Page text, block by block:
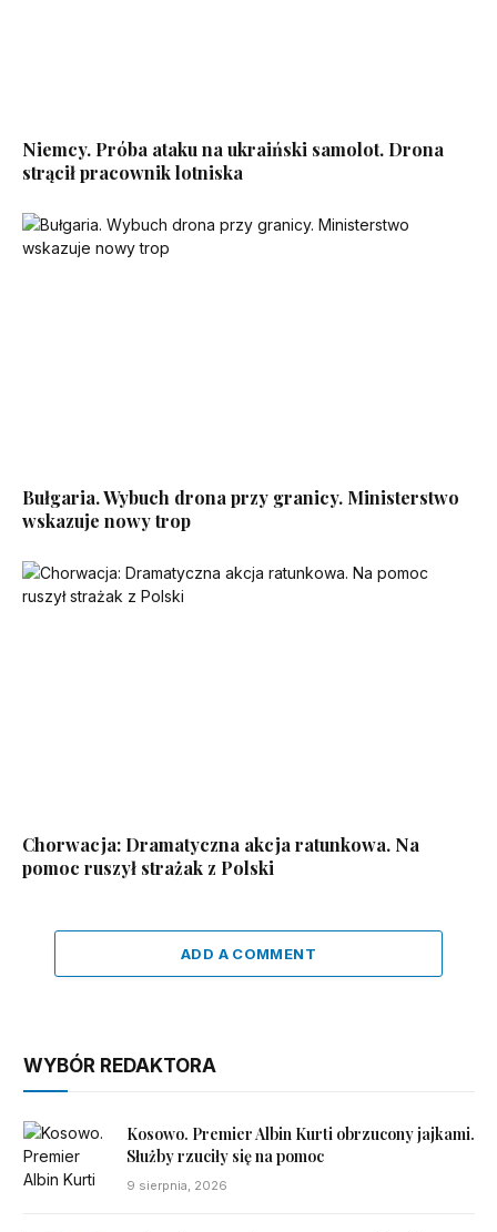
Niemcy. Próba ataku na ukraiński samolot. Drona
strącił pracownik lotniska
Bułgaria. Wybuch drona przy granicy. Ministerstwo
wskazuje nowy trop
Chorwacja: Dramatyczna akcja ratunkowa. Na
pomoc ruszył strażak z Polski
ADD A COMMENT
WYBÓR REDAKTORA
Kosowo. Premier Albin Kurti obrzucony jajkami.
Służby rzuciły się na pomoc
9 sierpnia, 2026